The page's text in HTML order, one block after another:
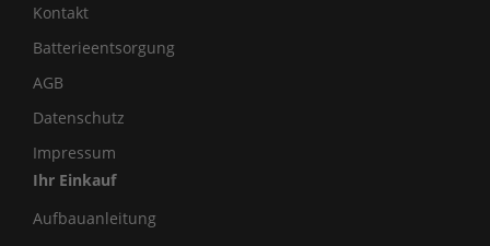
Kontakt
Batterieentsorgung
AGB
Datenschutz
Impressum
Ihr Einkauf
Aufbauanleitung